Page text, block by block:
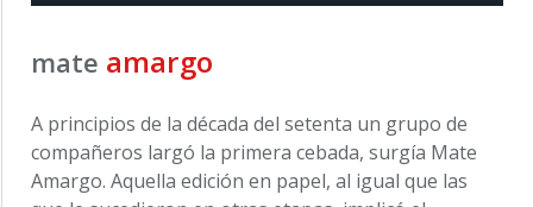
mate amargo
A principios de la década del setenta un grupo de
compañeros largó la primera cebada, surgía Mate
Amargo. Aquella edición en papel, al igual que las